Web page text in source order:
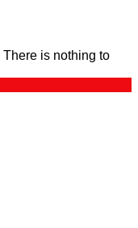
There is nothing to